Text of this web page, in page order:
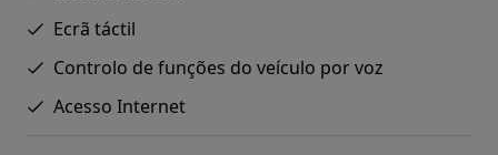
Ecrã táctil
Controlo de funções do veículo por voz
Acesso Internet